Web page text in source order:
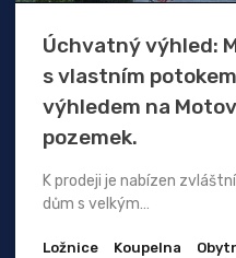
Úchvatný výhled:
s vlastním
výhledem na
pozemek.
K prodeji je nabízen
dům s velkým…
Ložnice
Koupelna